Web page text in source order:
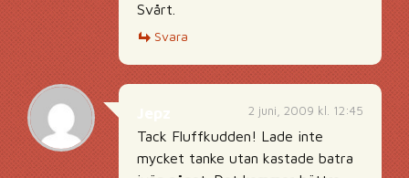
Svårt.
Svara
2 juni, 2009 kl. 12:45
Tack Fluffkudden! Lade inte
mycket tanke utan kastade batra